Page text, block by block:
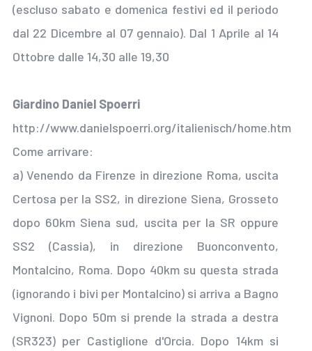
(escluso sabato e domenica festivi ed il periodo
dal 22 Dicembre al 07 gennaio). Dal 1 Aprile al 14
Ottobre dalle 14,30 alle 19,30
Giardino Daniel Spoerri
http://www.danielspoerri.org/italienisch/home.htm
Come arrivare:
a) Venendo da Firenze in direzione Roma, uscita
Certosa per la SS2, in direzione Siena, Grosseto
dopo 60km Siena sud, uscita per la SR oppure
SS2 (Cassia), in direzione Buonconvento,
Montalcino, Roma. Dopo 40km su questa strada
(ignorando i bivi per Montalcino) si arriva a Bagno
Vignoni. Dopo 50m si prende la strada a destra
(SR323) per Castiglione d'Orcia. Dopo 14km si